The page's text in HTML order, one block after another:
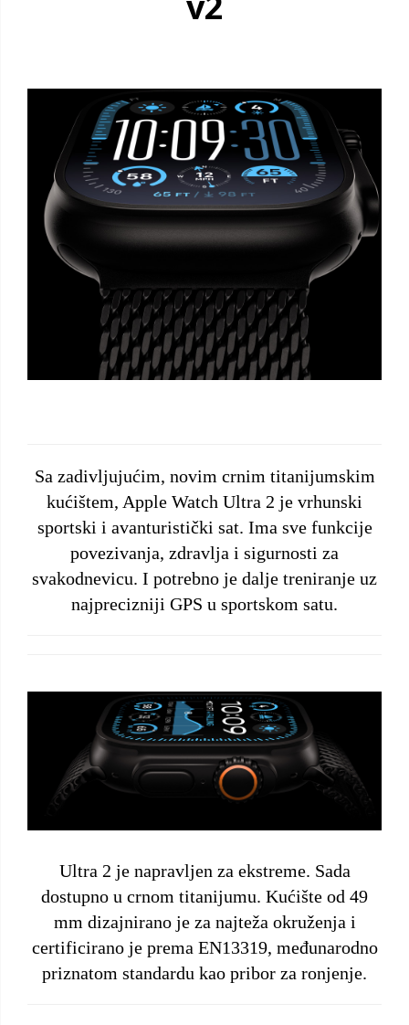
Sa zadivljujućim, novim crnim titanijumskim
kućištem, Apple Watch Ultra 2 je vrhunski
sportski i avanturistički sat. Ima sve funkcije
povezivanja, zdravlja i sigurnosti za
svakodnevicu. I potrebno je dalje treniranje uz
najprecizniji GPS u sportskom satu.
Ultra 2 je napravljen za ekstreme. Sada
dostupno u crnom titanijumu. Kućište od 49
mm dizajnirano je za najteža okruženja i
certificirano je prema EN13319, međunarodno
priznatom standardu kao pribor za ronjenje.